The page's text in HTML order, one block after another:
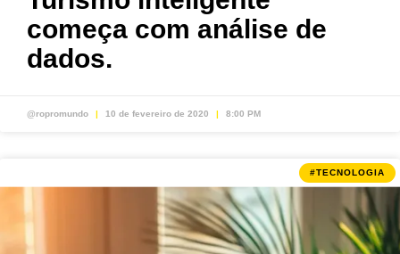
começa com análise de
dados.
@ropromundo 10 de fevereiro de 2020 8:00 PM
#TECNOLOGIA